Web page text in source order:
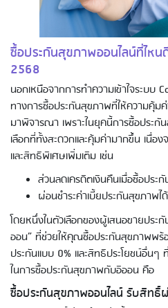
ซื้อประกันสุขภาพออนไลน์ที่ไหน
2568
นอกเหนือจากการทำความเข้าใจระบบ
ทางการซื้อประกันสุขภาพที่ให้ความคุ้ม
มาพิจารณา เพราะในยุคนี้การซื้อประ
เลือกที่ทั้งสะดวกและคุ้มค่ามากขึ้น เนื่อ
และสิทธิพิเศษเพิ่มเติม เช่น
ส่วนลดเครดิตเงินคืนเมื่อซื้อประ
ผ่อนชำระค่าเบี้ยประกันสุขภาพได้
โดยหนึ่งในตัวเลือกของผู้เสนอขายปร
ออน” ที่ช่วยให้คุณซื้อประกันสุขภาพพร้อ
ประกันแบบ 0% และสิทธิประโยชน์อื่นๆ
ในการซื้อประกันสุขภาพกับอิออน คือ
ซื้อประกันสุขภาพออนไลน์ รับสิทธิ์